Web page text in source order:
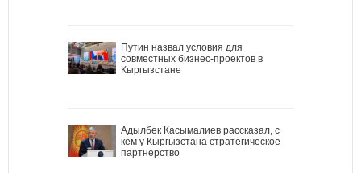
Путин назвал условия для
совместных бизнес-проектов в
Кыргызстане
Адылбек Касымалиев рассказал, с
кем у Кыргызстана стратегическое
партнерство